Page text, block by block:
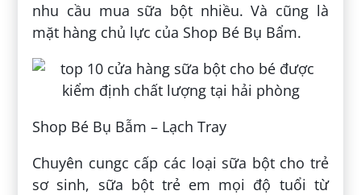
nhu cầu mua sữa bột nhiều. Và cũng là
mặt hàng chủ lực của Shop Bé Bụ Bẩm.
Shop Bé Bụ Bẫm – Lạch Tray
Chuyên cungc cấp các loại sữa bột cho trẻ
sơ sinh, sữa bột trẻ em mọi độ tuổi từ